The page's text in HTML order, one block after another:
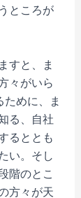
ところが
すと、ま
々がいら
めに、ま
る、自社
るととも
い。そし
階のとこ
方々が天